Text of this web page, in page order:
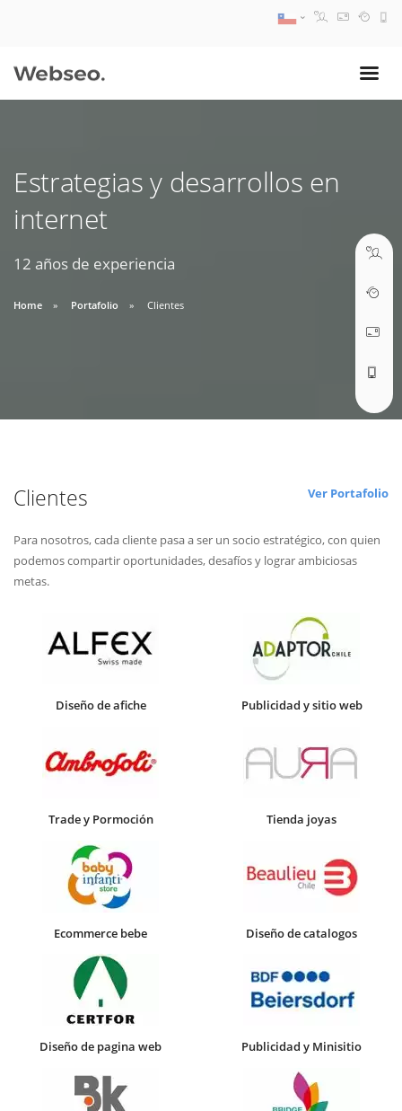
Estrategias y desarrollos en
internet
12 años de experiencia
Home Portafolio Clientes
Clientes Ver Portafolio
Para nosotros, cada cliente pasa a ser un socio estratégico, con quien
podemos compartir oportunidades, desafíos y lograr ambiciosas
metas.
Diseño de afiche Publicidad y sitio web
Trade y Pormoción Tienda joyas
Ecommerce bebe Diseño de catalogos
Diseño de pagina web Publicidad y Minisitio
09:30 AM A 18:30 PM